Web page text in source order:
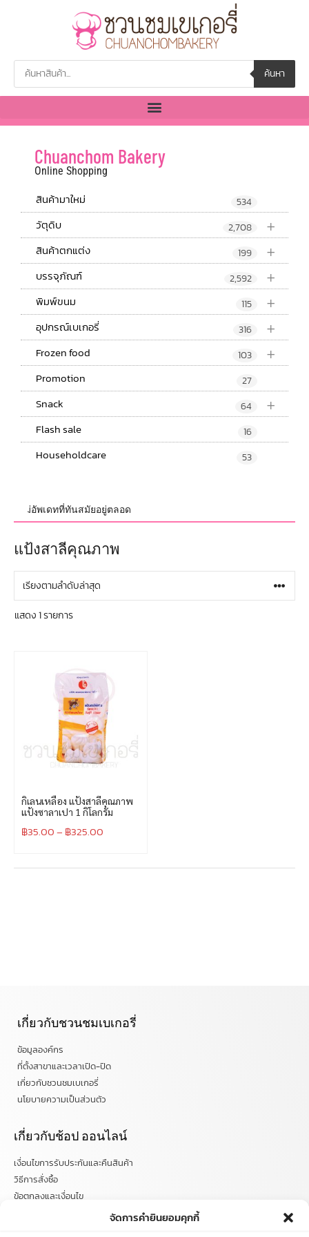
จัดการคำยินยอมคุกกี้
ค้นหา
Chuanchom Bakery
Online Shopping
สินค้ามาใหม่ 534
+
วัตุดิบ 2,708
+
สินค้าตกแต่ง 199
+
บรรจุภัณฑ์ 2,592
+
พิมพ์ขนม 115
+
อุปกรณ์เบเกอรี่ 316
+
Frozen food 103
Promotion 27
+
Snack 64
Flash sale 16
Householdcare 53
ใหม่อัพเดทที่ทันสมัยอยู่ตลอด
แป้งสาลีคุณภาพ
แสดง 1 รายการ
กิเลนเหลือง แป้งสาลีคุณภาพ
แป้งซาลาเปา 1 กิโลกรัม
฿35.00– ฿325.00
เกี่ยวกับชวนชมเบเกอรี่
ข้อมูลองค์กร
ที่ตั้งสาขาและเวลาเปิด-ปิด
เกี่ยวกับชวนชมเบเกอรี่
นโยบายความเป็นส่วนตัว
เกี่ยวกับช้อป ออนไลน์
เงื่อนไขการรับประกันและคืนสินค้า
วิธีการสั่งซื้อ
ข้อตกลงและเงื่อนไข